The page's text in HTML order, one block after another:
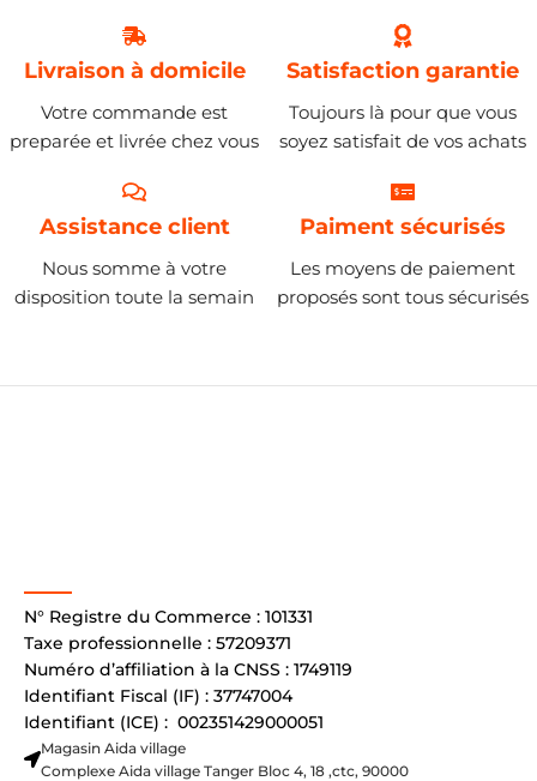
Livraison à domicile
Votre commande est
preparée et livrée chez vous
Satisfaction garantie
Toujours là pour que vous
soyez satisfait de vos achats
Assistance client
Nous somme à votre
disposition toute la semain
Paiment sécurisés
Les moyens de paiement
proposés sont tous sécurisés
N° Registre du Commerce : 101331
Taxe professionnelle : 57209371
Numéro d’affiliation à la CNSS : 1749119
Identifiant Fiscal (IF) : 37747004
Identifiant (ICE) : 002351429000051
Magasin Aida village
Complexe Aida village Tanger Bloc 4, 18 ,ctc, 90000